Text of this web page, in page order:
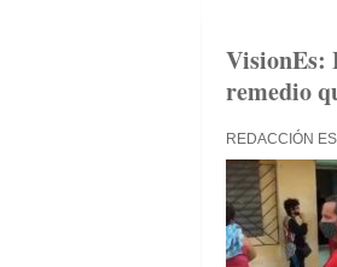
VisionEs:
remedio
REDACCIÓN